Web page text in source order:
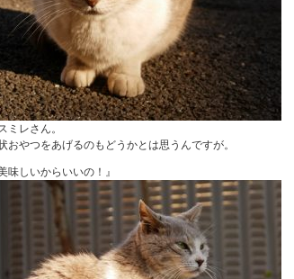
ミレさん。
おやつをあげるのもどうかとは思うんですが。
味しいからいいの！』